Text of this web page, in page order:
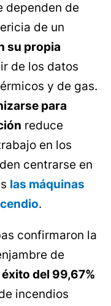
dependen de
de un
su propia
de los datos
y de gas.
para
reduce
en los
centrarse en
las máquinas
.
confirmaron la
de
del 99,67%
incendios